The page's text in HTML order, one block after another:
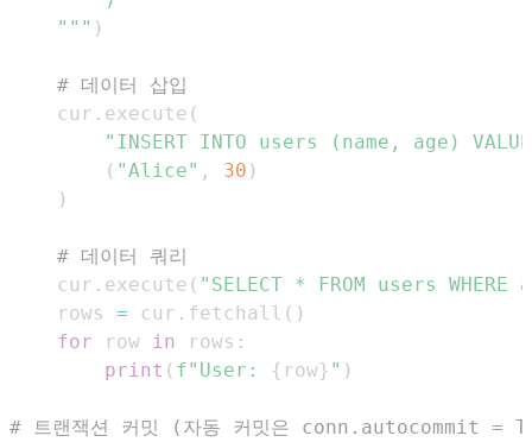
    """
)
# 데이터 삽입
    cur
. execute (
"INSERT INTO users (name, age)
( "Alice" , 30 )
)
# 데이터 쿼리
    cur
. execute ( "SELECT * FROM users WHERE
    rows
= cur . fetchall ( )
for row in rows :
print ( f"User: { row} " )
# 트랜잭션 커밋 (자동 커밋은 conn.autocommit =